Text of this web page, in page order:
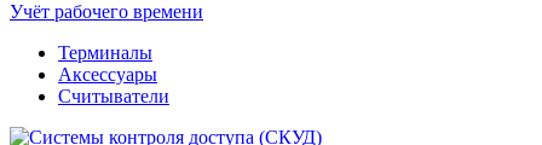
Учёт рабочего времени
Терминалы
Аксессуары
Считыватели